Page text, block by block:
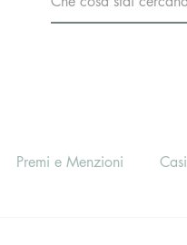
Premi e Menzioni Casi